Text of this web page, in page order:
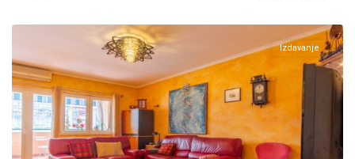
Izdavanje